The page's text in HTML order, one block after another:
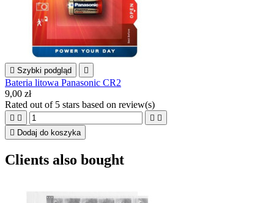
 Szybki podgląd 
Bateria litowa Panasonic CR2
9,00 zł
Rated out of 5 stars based on review(s)
   
 Dodaj do koszyka
Clients also bought